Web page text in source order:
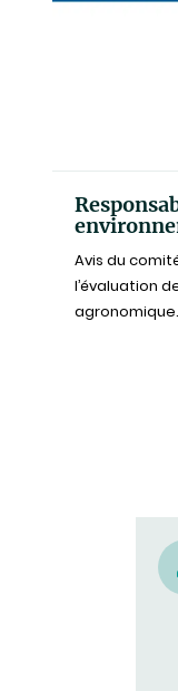
Avis du
l’évaluation
agronomique.